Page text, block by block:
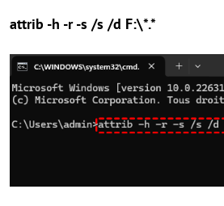
attrib -h -r -s /s /d F:\*.*